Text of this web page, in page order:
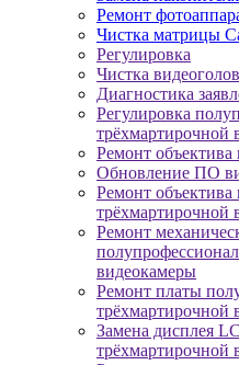
Ремонт
Чистка матрицы
Регулировка
Чистка
Диагностика
Регулировка
трёхмартирочной
Ремонт
Обновление ПО
Ремонт
трёхмартирочной
Ремонт
видеокамеры
Ремонт платы
трёхмартирочной
Замена дисплея
трёхмартирочной